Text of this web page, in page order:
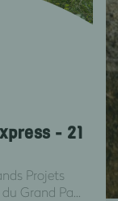
- 21
Projets
Grand Pa...